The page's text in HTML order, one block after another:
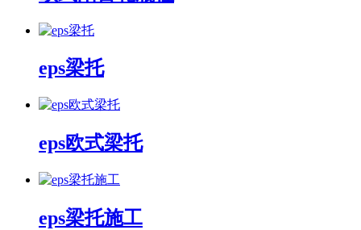
eps梁托
eps欧式梁托
eps梁托施工